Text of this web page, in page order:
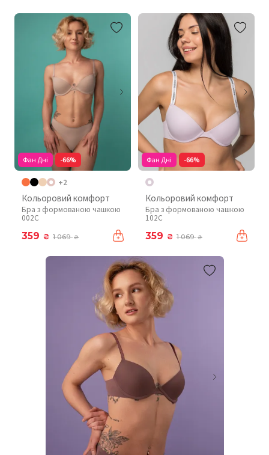
Фан Дні -66%
+2
Кольоровий комфорт
Бра з формованою чашкою
002C
359 ₴ 1 069₴
Фан Дні -66%
Кольоровий комфорт
Бра з формованою чашкою
102C
359 ₴ 1 069₴